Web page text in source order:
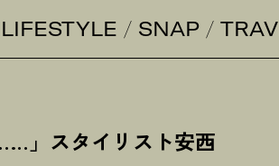
LIFESTYLE SNAP
」スタイリスト安西